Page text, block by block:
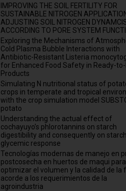
IMPROVING THE SOIL FERTILITY FOR
SUSTAINABLE NITROGEN
ADJUSTING SOIL NITROGEN
ACCORDING TO PORE SYSTEM
Exploring the Mechanisms of
Cold Plasma Bubble Interactions with
Antibiotic-Resistant Listeria
for Enhanced Food Safety in Ready-
Products
Simulating N nutritional status of
crops in temperate and tropical
with the crop simulation model
potato
Understanding the actual effect of
cochayuyo’s phlorotannins on starch
digestibility and consequently on
glycemic response
Tecnologías modernas de manejo en
postcosecha en huertos de maqui para
optimizar el volumen y la calidad de la
acorde a los requerimientos de la
agroindustria